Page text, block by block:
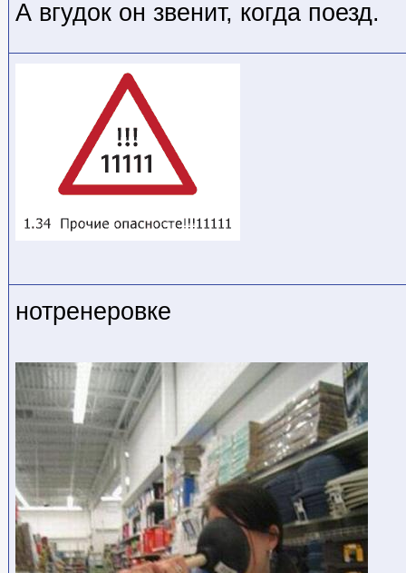
А вгудок он звенит, когда поезд.
нотренеровке